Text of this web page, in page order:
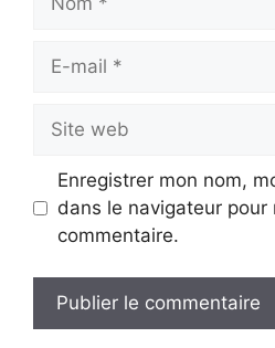
mail
web
Enregistrer mon nom,
dans le navigateur pour
commentaire.